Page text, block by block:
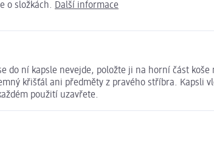
o složkách. Další informace
do ní kapsle nevejde, položte ji na horní část
křišťál ani předměty z pravého stříbra. Kapsli
použití uzavřete.